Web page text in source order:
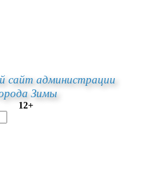
сайт администрации
Зимы
12+